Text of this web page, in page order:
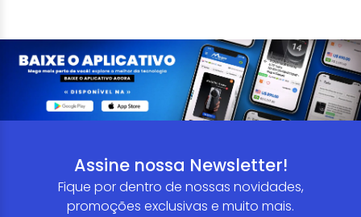
Assine nossa Newsletter!
Fique por dentro de nossas novidades,
promoções exclusivas e muito mais.